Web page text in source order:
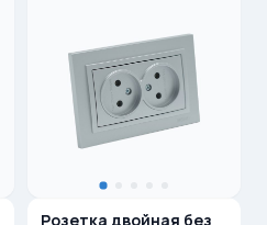
Розетка двойная без